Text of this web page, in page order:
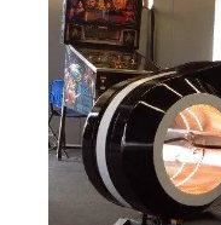
комментария